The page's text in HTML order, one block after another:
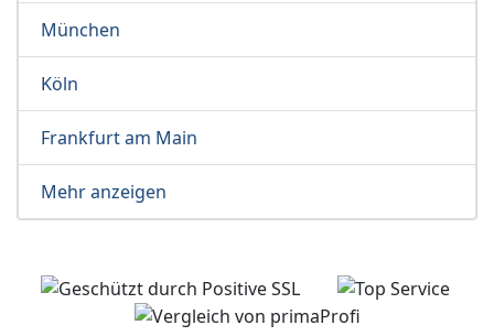
München
Köln
Frankfurt am Main
Mehr anzeigen